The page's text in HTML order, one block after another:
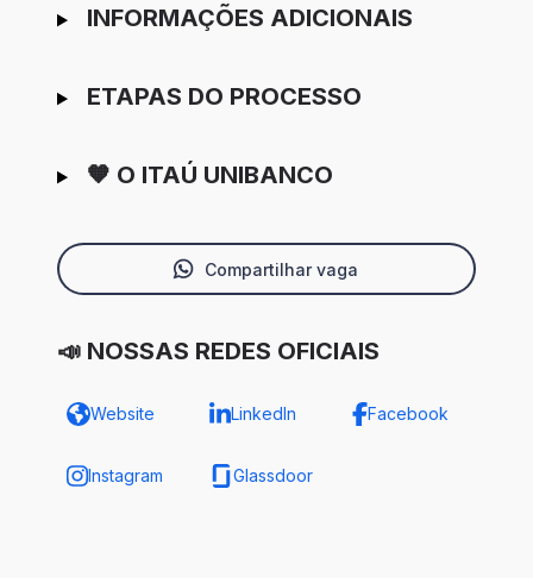
INFORMAÇÕES ADICIONAIS
ETAPAS DO PROCESSO
🧡 O ITAÚ UNIBANCO
Compartilhar vaga
📣 NOSSAS REDES OFICIAIS
Website LinkedIn Facebook
Instagram Glassdoor